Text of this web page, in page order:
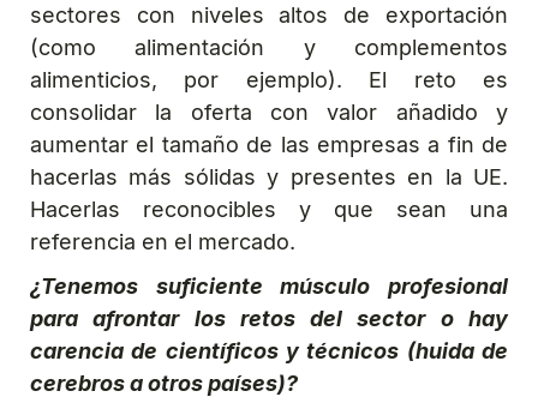
sectores con niveles altos de exportación
(como alimentación y complementos
alimenticios, por ejemplo). El reto es
consolidar la oferta con valor añadido y
aumentar el tamaño de las empresas a fin de
hacerlas más sólidas y presentes en la UE.
Hacerlas reconocibles y que sean una
referencia en el mercado.
¿Tenemos suficiente músculo profesional
para afrontar los retos del sector o hay
carencia de científicos y técnicos (huida de
cerebros a otros países)?